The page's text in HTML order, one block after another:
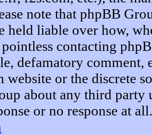
note that phpBB
held liable over how,
contacting
defamatory
website or the discrete
about any third party
or no response at all.